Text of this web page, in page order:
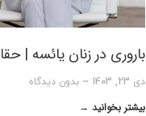
باروری در زنان یائسه |
دی 23, 1403 بدون دیدگاه
بیشتر بخوانید →